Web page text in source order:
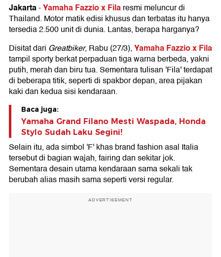
Jakarta-Yamaha Fazzio x Filaresmi meluncur di
Thailand. Motor matik edisi khusus dan terbatas itu hanya
tersedia 2.500 unit di dunia. Lantas, berapa harganya?
Disitat dari Greatbiker, Rabu (27/3),Yamaha Fazzio x Fila
tampil sporty berkat perpaduan tiga warna berbeda, yakni
putih, merah dan biru tua. Sementara tulisan 'Fila' terdapat
di beberapa titik, seperti di spakbor depan, area pijakan
kaki dan kedua sisi kendaraan.
Baca juga:
Yamaha Grand Filano Mesti Waspada, Honda
Stylo Sudah Laku Segini!
Selain itu, ada simbol 'F' khas brand fashion asal Italia
tersebut di bagian wajah, fairing dan sekitar jok.
Sementara desain utama kendaraan sama sekali tak
berubah alias masih sama seperti versi regular.
ADVERTISEMENT